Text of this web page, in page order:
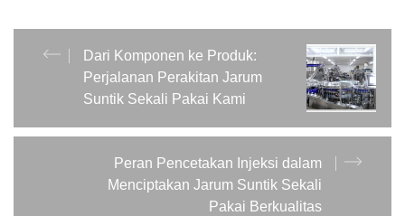
Dari Komponen ke Produk:
Perjalanan Perakitan Jarum
Suntik Sekali Pakai Kami
Peran Pencetakan Injeksi dalam
Menciptakan Jarum Suntik Sekali
Pakai Berkualitas